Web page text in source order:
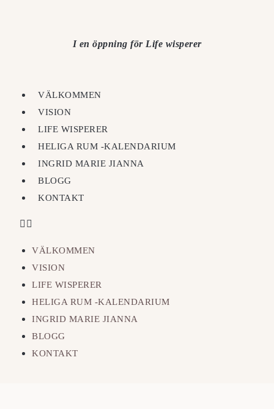
I en öppning för Life wisperer
VÄLKOMMEN
VISION
LIFE WISPERER
HELIGA RUM -KALENDARIUM
INGRID MARIE JIANNA
BLOGG
KONTAKT
VÄLKOMMEN
VISION
LIFE WISPERER
HELIGA RUM -KALENDARIUM
INGRID MARIE JIANNA
BLOGG
KONTAKT